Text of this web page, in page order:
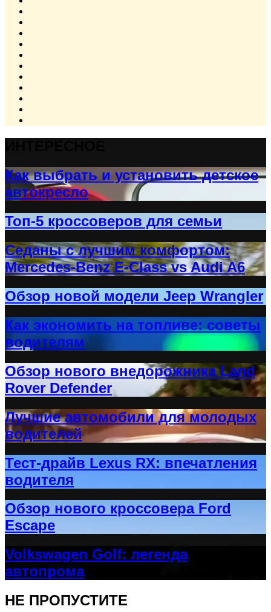
Как выбрать и установить детское
автокресло
Топ-5 кроссоверов для семьи
Седаны с лучшим комфортом:
Mercedes-Benz E-Class vs Audi A6
Обзор новой модели Jeep Wrangler
Как экономить на топливе: советы
водителям
Обзор нового внедорожника Land
Rover Defender
Лучшие автомобили для молодых
водителей
Тест-драйв Lexus RX: впечатления
водителя
Обзор нового кроссовера Ford
Escape
Volkswagen Golf: легенда
автопрома
НЕ ПРОПУСТИТЕ